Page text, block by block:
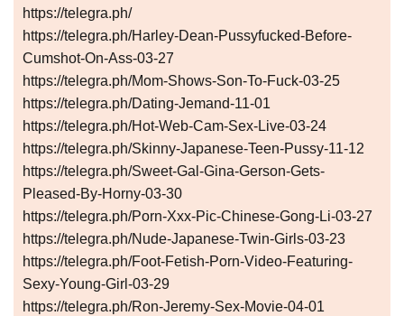
https://telegra.ph/
https://telegra.ph/Harley-Dean-Pussyfucked-Before-
Cumshot-On-Ass-03-27
https://telegra.ph/Mom-Shows-Son-To-Fuck-03-25
https://telegra.ph/Dating-Jemand-11-01
https://telegra.ph/Hot-Web-Cam-Sex-Live-03-24
https://telegra.ph/Skinny-Japanese-Teen-Pussy-11-12
https://telegra.ph/Sweet-Gal-Gina-Gerson-Gets-
Pleased-By-Horny-03-30
https://telegra.ph/Porn-Xxx-Pic-Chinese-Gong-Li-03-27
https://telegra.ph/Nude-Japanese-Twin-Girls-03-23
https://telegra.ph/Foot-Fetish-Porn-Video-Featuring-
Sexy-Young-Girl-03-29
https://telegra.ph/Ron-Jeremy-Sex-Movie-04-01